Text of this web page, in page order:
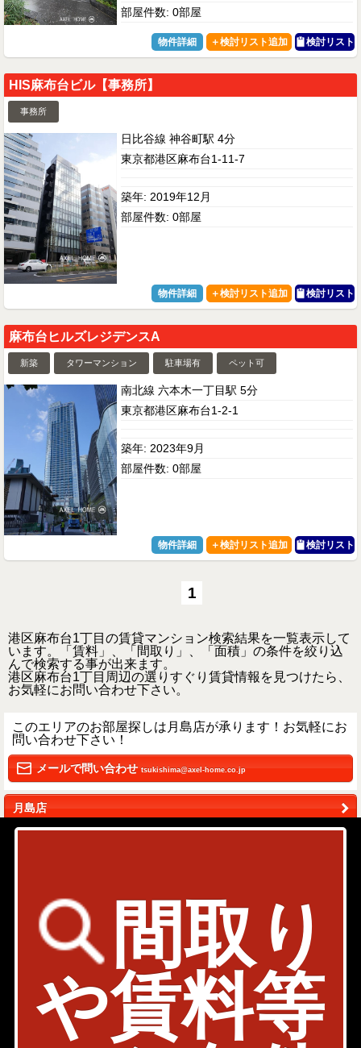
間取り
や賃料等
部屋件数: 0部屋
物件詳細 検討リスト
HIS麻布台ビル【事務所】
事務所
日比谷線 神谷町駅 4分
東京都港区麻布台1-11-7
築年: 2019年12月
部屋件数: 0部屋
物件詳細 検討リスト
麻布台ヒルズレジデンスA
新築 タワーマンション 駐車場有 ペット可
南北線 六本木一丁目駅 5分
東京都港区麻布台1-2-1
築年: 2023年9月
部屋件数: 0部屋
物件詳細 検討リスト
1
港区麻布台1丁目の賃貸マンション検索結果を一覧表示して
います。「賃料」、「間取り」、「面積」の条件を絞り込
んで検索する事が出来ます。
港区麻布台1丁目周辺の選りすぐり賃貸情報を見つけたら、
お気軽にお問い合わせ下さい。
このエリアのお部屋探しは月島店が承ります！お気軽にお
問い合わせ下さい！
メールで問い合わせ tsukishima@axel-home.co.jp
月島店
検討リストを見る
Page Top
Back